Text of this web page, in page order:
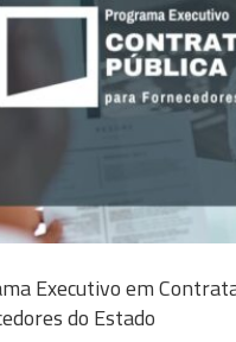
Executivo em
do Estado